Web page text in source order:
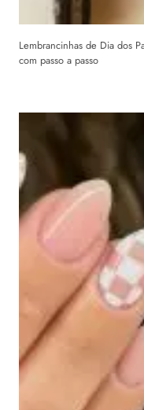
Lembrancinhas de Dia dos
com passo a passo